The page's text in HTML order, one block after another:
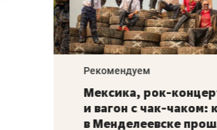
Рекомендуем
Мексика, рок-концерт
и вагон с чак-чаком: как
в Менделеевске прошла